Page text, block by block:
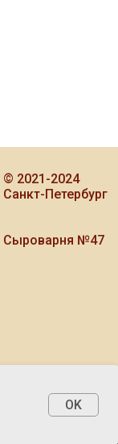
OK
© 2021-2024
Санкт-Петербург
Сыроварня №47